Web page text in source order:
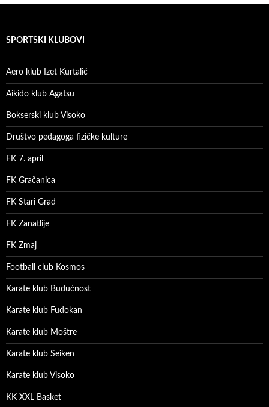
SPORTSKI KLUBOVI
Aero klub Izet Kurtalić
Aikido klub Agatsu
Bokserski klub Visoko
Društvo pedagoga fizičke kulture
FK 7. april
FK Gračanica
FK Stari Grad
FK Zanatlije
FK Zmaj
Football club Kosmos
Karate klub Budućnost
Karate klub Fudokan
Karate klub Moštre
Karate klub Seiken
Karate klub Visoko
KK XXL Basket